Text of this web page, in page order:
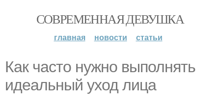
СОВРЕМЕННАЯ ДЕВУШКА
главная новости статьи
Как часто нужно выполнять
идеальный уход лица